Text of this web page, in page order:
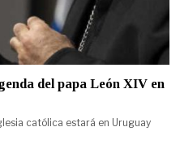
del papa León XIV en
católica estará en Uruguay